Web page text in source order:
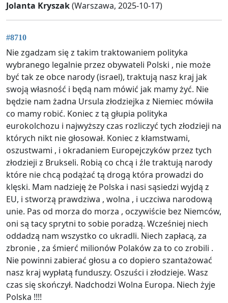
Jolanta Kryszak(Warszawa, 2025-10-17)
#8710
Nie zgadzam się z takim traktowaniem polityka
wybranego legalnie przez obywateli Polski , nie może
być tak ze obce narody (israel), traktują nasz kraj jak
swoją własność i będą nam mówić jak mamy żyć. Nie
będzie nam żadna Ursula złodziejka z Niemiec mówiła
co mamy robić. Koniec z tą głupia polityka
eurokolchozu i najwyższy czas rozliczyć tych złodzieji na
których nikt nie głosował. Koniec z kłamstwami,
oszustwami , i okradaniem Europejczyków przez tych
złodzieji z Brukseli. Robią co chcą i źle traktują narody
które nie chcą podążać tą drogą która prowadzi do
klęski. Mam nadzieję że Polska i nasi sąsiedzi wyjdą z
EU, i stworzą prawdziwa , wolna , i uczciwa narodową
unie. Pas od morza do morza , oczywiście bez Niemców,
oni są tacy sprytni to sobie poradzą. Wcześniej niech
oddadzą nam wszystko co ukradli. Niech zapłacą, za
zbronie , za śmierć milionów Polaków za to co zrobili .
Nie powinni zabierać głosu a co dopiero szantażować
nasz kraj wypłatą funduszy. Oszuści i złodzieje. Wasz
czas się skończył. Nadchodzi Wolna Europa. Niech żyje
Polska !!!!